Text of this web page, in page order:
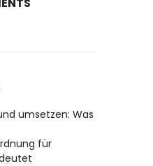
umsetzen: Was
für